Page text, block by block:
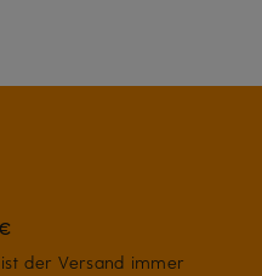
der Versand immer